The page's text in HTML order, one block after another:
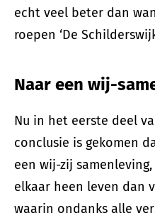
echt veel beter dan
roepen ‘De
Naar een wij-
Nu in het eerste deel
conclusie is gekomen
een wij-zij
elkaar heen leven dan
waarin ondanks alle